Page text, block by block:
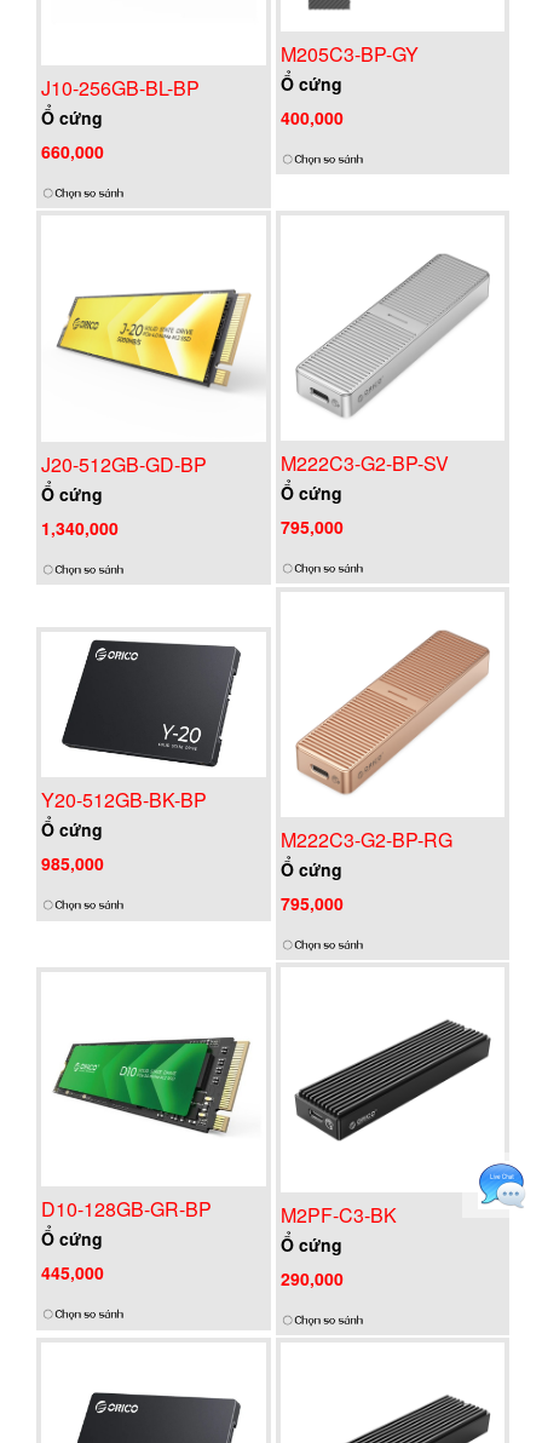
J10-256GB-BL-BP
Ổ cứng
660,000
M205C3-BP-GY
Ổ cứng
400,000
J20-512GB-GD-BP
Ổ cứng
1,340,000
M222C3-G2-BP-SV
Ổ cứng
795,000
Y20-512GB-BK-BP
Ổ cứng
985,000
M222C3-G2-BP-RG
Ổ cứng
795,000
D10-128GB-GR-BP
Ổ cứng
445,000
M2PF-C3-BK
Ổ cứng
290,000